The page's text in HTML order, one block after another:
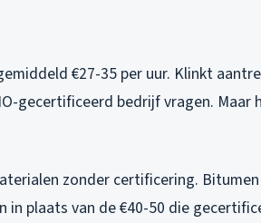
€27-35 per uur. Klinkt
gecertificeerd bedrijf vragen. Maar
zonder certificering.
in plaats van de €40-50 die